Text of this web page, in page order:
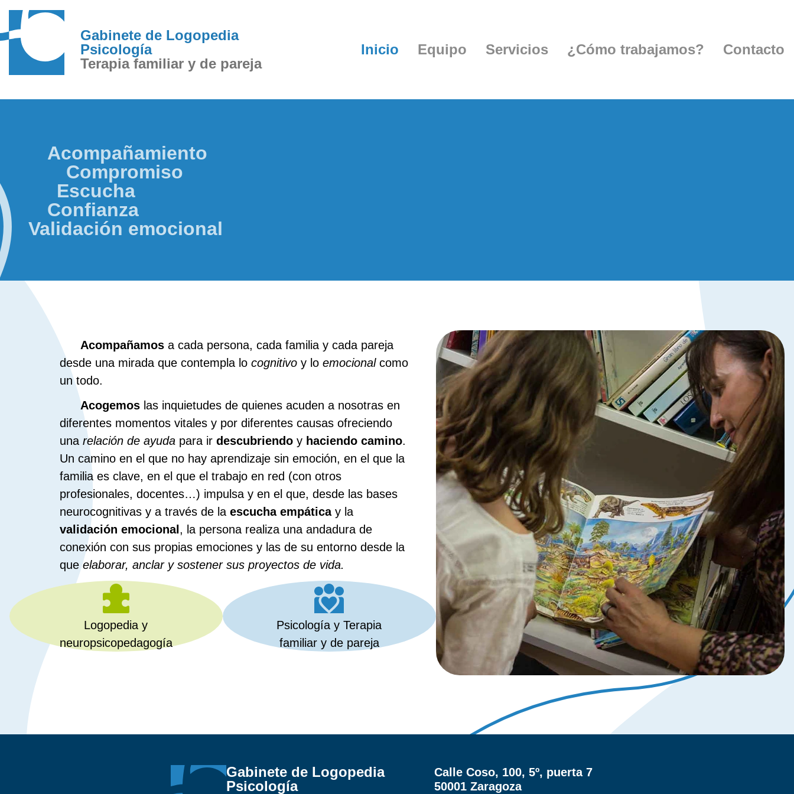
contenido
Gabinete de Logopedia
Psicología
Terapia familiar y de pareja
Inicio Equipo Servicios ¿Cómo trabajamos? Contacto
Acompañamiento
Compromiso
Escucha
Confianza
Validación emocional
Acompañamosa cada persona, cada familia y cada pareja
desde una mirada que contempla lo cognitivoy lo emocionalcomo
un todo.
Acogemoslas inquietudes de quienes acuden a nosotras en
diferentes momentos vitales y por diferentes causas ofreciendo
una relación de ayudapara ir descubriendoy haciendo camino.
Un camino en el que no hay aprendizaje sin emoción, en el que la
familia es clave, en el que el trabajo en red (con otros
profesionales, docentes…) impulsa y en el que, desde las bases
neurocognitivas y a través de la escucha empáticay la
validación emocional , la persona realiza una andadura de
conexión con sus propias emociones y las de su entorno desde la
queelaborar, anclar y sostener sus proyectos de vida.
Logopedia y
neuropsicopedagogía
Psicología y Terapia
familiar y de pareja
Gabinete de Logopedia
Psicología
Calle Coso, 100, 5º, puerta 7
50001 Zaragoza